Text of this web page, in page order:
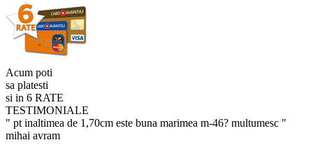
Acum poti
sa platesti
si in 6 RATE
TESTIMONIALE
" pt inaltimea de 1,70cm este buna marimea m-46? multumesc "
mihai avram